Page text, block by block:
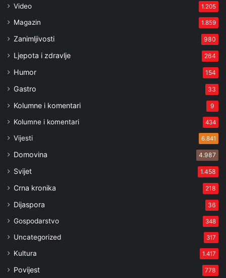
Video 1.205
Magazin 1.859
Zanimljivosti 980
Ljepota i zdravlje 264
Humor 154
Gastro 33
Kolumne i komentari 9
Kolumne i komentari 434
Vijesti 6.841
Domovina 4.987
Svijet 1.458
Crna kronika 218
Dijaspora 36
Gospodarstvo 348
Uncategorized 317
Kultura 1.417
Povijest 778